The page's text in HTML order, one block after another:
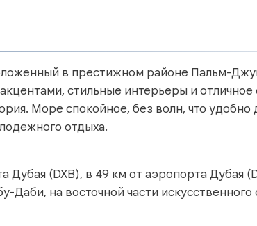
в престижном районе Пальм-
стильные интерьеры и
Море спокойное, без волн, что
отдыха.
Дубая (DXB), в 49 км от аэропорта Дубая
Даби, на восточной части